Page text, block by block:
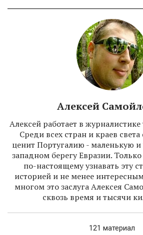
Алексей
Алексей работает в
Среди всех стран и краев
ценит Португалию - маленькую
западном берегу Евразии.
по-настоящему узнавать эту
историей и не менее
многом это заслуга Алексея
сквозь время и тысячи
121 материал